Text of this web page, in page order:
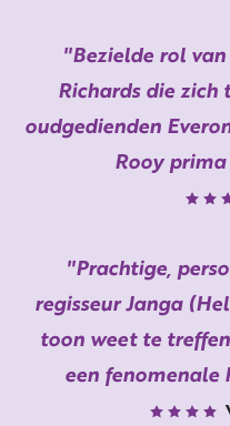
Bezielde rol
Richards die
oudgedienden
Rooy
Prachtige,
regisseur Janga
toon weet te
een fenomenale